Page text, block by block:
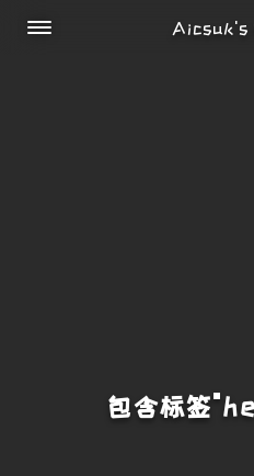
包含标签
Aicsuk's